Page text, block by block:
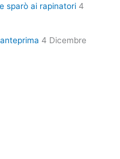
sparò ai rapinatori 4
4 Dicembre